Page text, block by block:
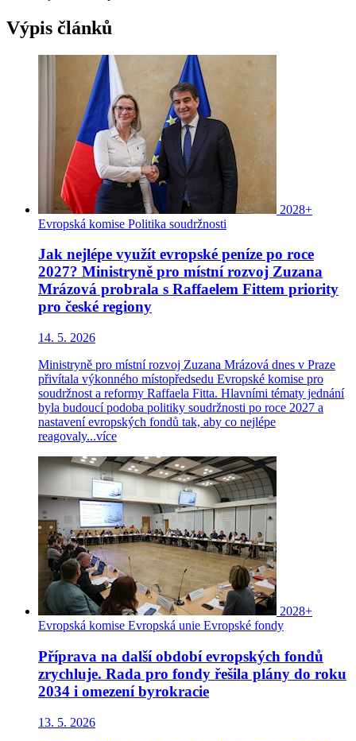
Výpis článků
2028+
Evropská komise Politika soudržnosti
Jak nejlépe využít evropské peníze po roce
2027? Ministryně pro místní rozvoj Zuzana
Mrázová probrala s Raffaelem Fittem priority
pro české regiony
14. 5. 2026
Ministryně pro místní rozvoj Zuzana Mrázová dnes v Praze
přivítala výkonného místopředsedu Evropské komise pro
soudržnost a reformy Raffaela Fitta. Hlavními tématy jednání
byla budoucí podoba politiky soudržnosti po roce 2027 a
nastavení evropských fondů tak, aby co nejlépe
reagovaly...více
2028+
Evropská komise Evropská unie Evropské fondy
Příprava na další období evropských fondů
zrychluje. Rada pro fondy řešila plány do roku
2034 i omezení byrokracie
13. 5. 2026